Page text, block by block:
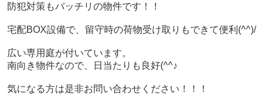
防犯対策もバッチリの物件です！！
宅配BOX設備で、留守時の荷物受け取りもできて便利(^^)/
広い専用庭が付いています。
南向き物件なので、日当たりも良好(^^♪
気になる方は是非お問い合わせください！！！